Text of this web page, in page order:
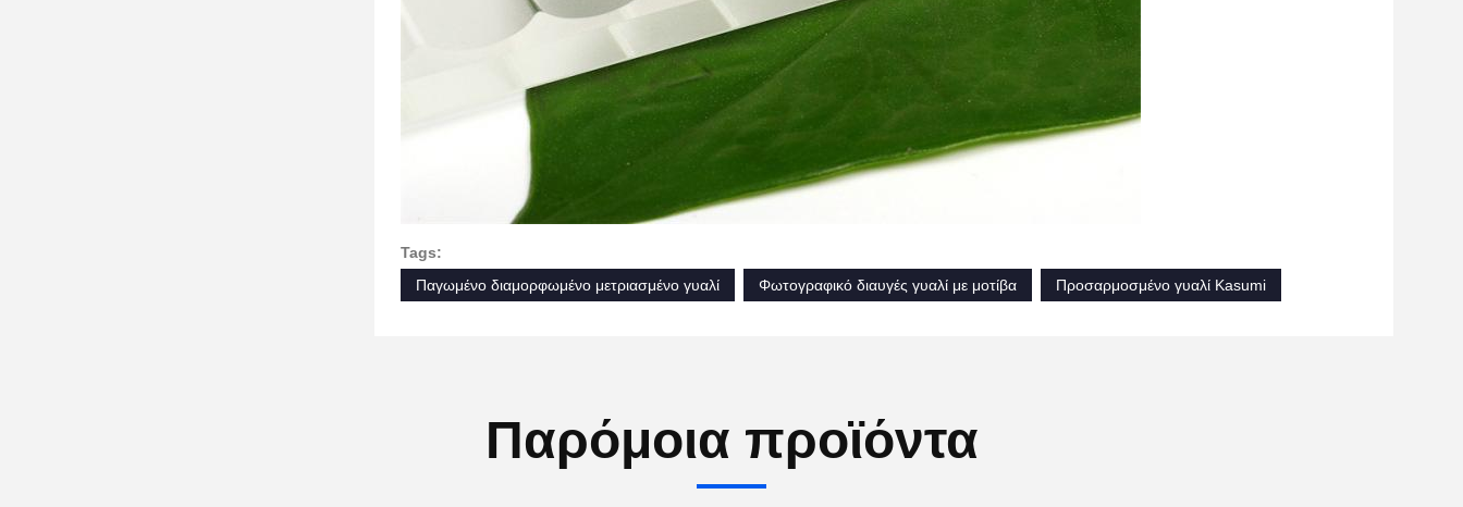
Tags:
Παγωμένο διαμορφωμένο μετριασμένο γυαλί
Φωτογραφικό διαυγές γυαλί με μοτίβα Προσαρμοσμένο γυαλί Kasumi
Παρόμοια προϊόντα